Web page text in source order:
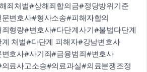
죄처벌#상해죄합의금#정당방위기준
변호사#형사소송#피해자합의
형량#변호사#다단계사기#불법다단계
처벌#다단계 피해자#강남변호사
호사#사기죄#금융범죄#변호사
료사고소송#의료과실#의료분쟁조정